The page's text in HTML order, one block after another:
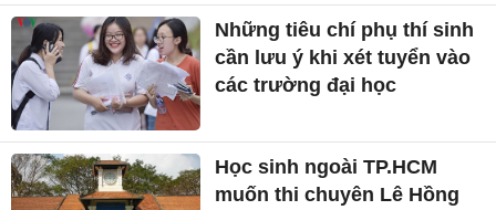
Những tiêu chí phụ thí sinh
cần lưu ý khi xét tuyển vào
các trường đại học
Học sinh ngoài TP.HCM
muốn thi chuyên Lê Hồng